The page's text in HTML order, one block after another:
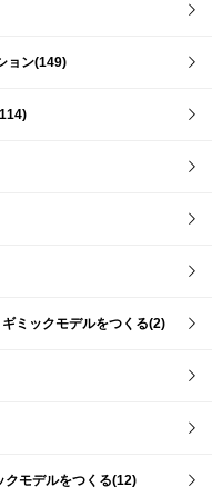
ョン(149)
ミックモデルをつくる(2)
クモデルをつくる(12)